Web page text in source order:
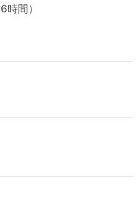
間）